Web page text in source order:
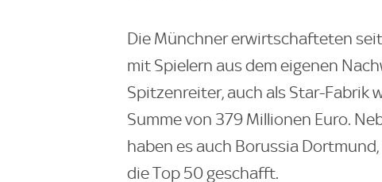
Die Münchner erwirtschafteten
mit Spielern aus dem eigenen
Spitzenreiter, auch als Star-Fabrik
Summe von 379 Millionen Euro.
haben es auch Borussia
die Top 50 geschafft.